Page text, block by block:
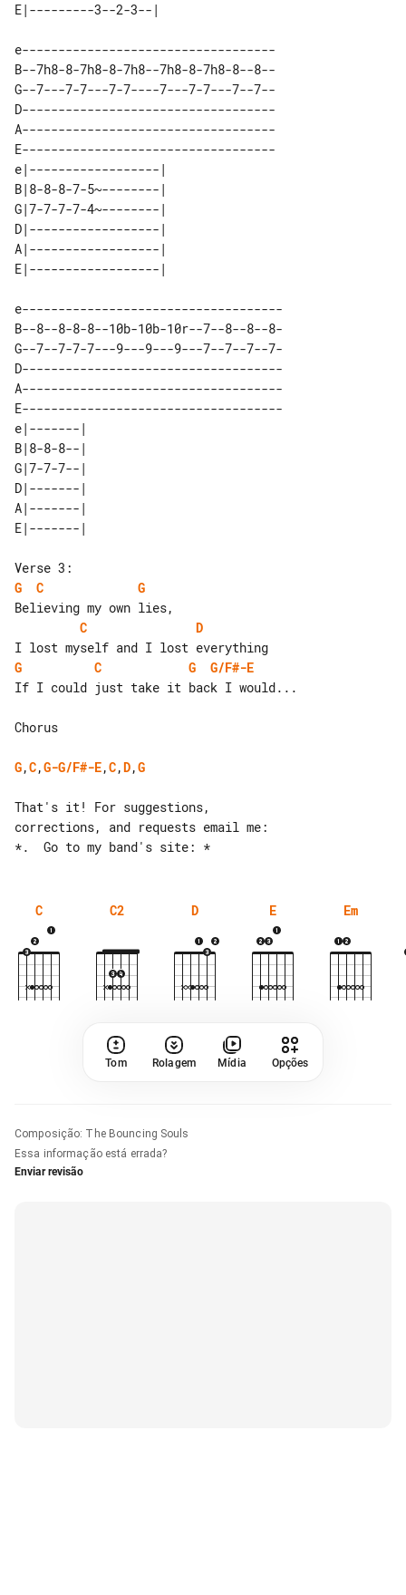
e-----------------------------------
B--7h8-8-7h8-8-7h8--7h8-8-7h8-8--8--
G--7---7-7---7-7----7---7-7---7--7--
D-----------------------------------
A-----------------------------------
E-----------------------------------
e|------------------|
B|8-8-8-7-5~--------|
G|7-7-7-7-4~--------|
D|------------------|
A|------------------|
e------------------------------------
B--8--8-8-8--10b-10b-10r--7--8--8--8-
G--7--7-7-7---9---9---9---7--7--7--7-
D------------------------------------
A------------------------------------
E------------------------------------
e|-------|
B|8-8-8--|
G|7-7-7--|
D|-------|
A|-------|
G
C
G
C
D
G
C G
G/F#-E
If I could just take it back I would...
Chorus
G,C,G-G/F#-E,C,D,G
That's it! For suggestions,
corrections, and requests email me:
C C2 D E Em
Tom Rolagem Mídia Opções
Composição: The Bouncing Souls
Essa informação está errada?
Enviar revisão